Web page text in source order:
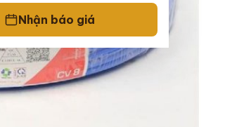
Nhận báo giá